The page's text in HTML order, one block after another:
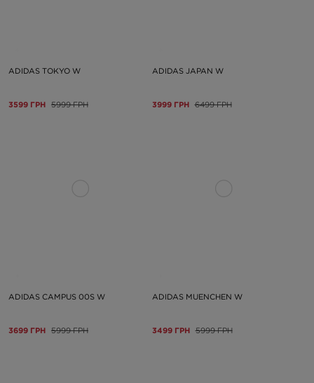
ADIDAS TOKYO W
3599 ГРН 5999 ГРН
ADIDAS JAPAN W
3999 ГРН 6499 ГРН
ADIDAS CAMPUS 00S W
3699 ГРН 5999 ГРН
ADIDAS MUENCHEN W
3499 ГРН 5999 ГРН